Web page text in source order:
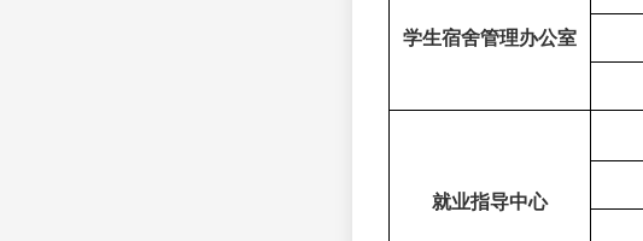
学生宿舍管理办公室
就业指导中心